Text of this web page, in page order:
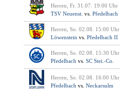
Herren, Fr. 31.07. 19:00 Uhr
TSV Neuenst. vs. Pfedelbach
Herren, So. 02.08. 15:00 Uhr
Löwenstein vs. Pfedelbach II
Herren, So. 02.08. 15:30 Uhr
Pfedelbach vs. SC Stei.-Co.
Herren, So. 02.08. 16:00 Uhr
Pfedelbach vs. Neckarsulm